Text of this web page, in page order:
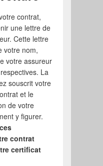
contrat,
une lettre de
Cette lettre
votre nom,
votre assureur
La
souscrit votre
et le
de votre
y figurer.
contrat
certificat